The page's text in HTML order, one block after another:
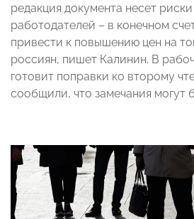
редакция документа несет
работодателей – в конечном
привести к повышению цен на
россиян, пишет Калинин. В
готовит поправки ко второму
сообщили, что замечания могут